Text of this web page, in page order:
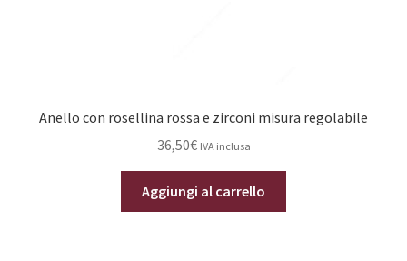
Anello con rosellina rossa e zirconi misura regolabile
36,50€ IVA inclusa
Aggiungi al carrello